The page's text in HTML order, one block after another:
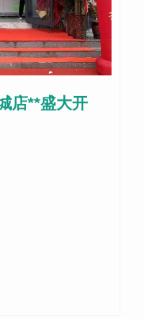
店**盛大开